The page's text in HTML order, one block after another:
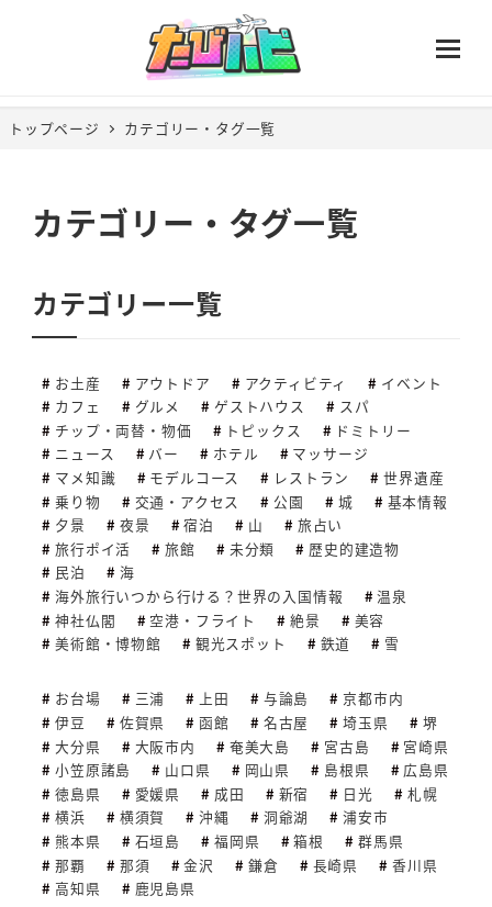
トップページ カテゴリー・タグ一覧
カテゴリー・タグ一覧
カテゴリー一覧
お土産 アウトドア アクティビティ
イベント
カフェ
グルメ ゲストハウス
スパ
チップ・両替・物価
トピックス
ドミトリー
ニュース
バー ホテル
マッサージ
マメ知識
モデルコース レストラン
世界遺産
乗り物
交通・アクセス 公園 城
基本情報
夕景
夜景 宿泊 山
旅占い
旅行ポイ活
旅館 未分類
歴史的建造物
民泊
海
海外旅行いつから行ける？世界の入国情報
温泉
神社仏閣
空港・フライト 絶景
美容
美術館・博物館
観光スポット 鉄道 雪
お台場 三浦 上田 与論島
京都市内
伊豆
佐賀県 函館 名古屋 埼玉県
堺
大分県
大阪市内 奄美大島 宮古島
宮崎県
小笠原諸島
山口県 岡山県 島根県
広島県
徳島県
愛媛県 成田 新宿 日光
札幌
横浜
横須賀 沖縄 洞爺湖
浦安市
熊本県
石垣島 福岡県 箱根
群馬県
那覇
那須 金沢 鎌倉 長崎県
香川県
高知県
鹿児島県